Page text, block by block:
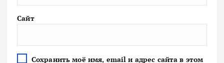
Сайт
Сохранить моё имя, email и адрес сайта в этом